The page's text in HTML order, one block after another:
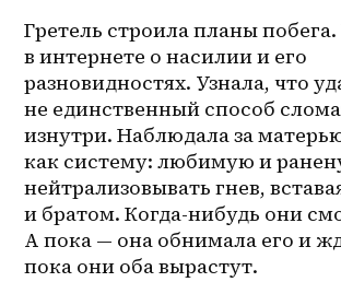
Гретель строила планы
в интернете о насилии и его
разновидностях. Узнала, что
не единственный способ
изнутри. Наблюдала за
как систему: любимую и
нейтрализовывать гнев,
и братом. Когда-нибудь они
А пока — она обнимала его и
пока они оба вырастут.